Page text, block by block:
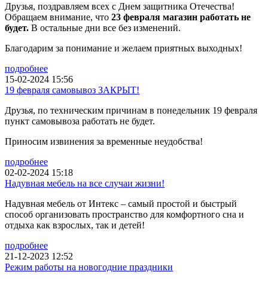
Друзья, поздравляем всех с Днем защитника Отечества!
Обращаем внимание, что 23 февраля магазин работать не
будет. В остальные дни все без изменений.
Благодарим за понимание и желаем приятных выходных!
подробнее
15-02-2024 15:56
19 февраля самовывоз ЗАКРЫТ!
Друзья, по техническим причинам в понедельник 19 февраля
пункт самовывоза работать не будет.
Приносим извинения за временные неудобства!
подробнее
02-02-2024 15:18
Надувная мебель на все случаи жизни!
Надувная мебель от Интекс – самый простой и быстрый
способ организовать пространство для комфортного сна и
отдыха как взрослых, так и детей!
подробнее
21-12-2023 12:52
Режим работы на новогодние праздники